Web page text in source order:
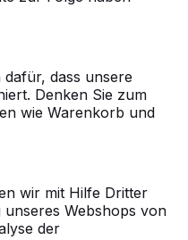
dass unsere
Denken Sie zum
wie Warenkorb und
wir mit Hilfe Dritter
Webshops von
der